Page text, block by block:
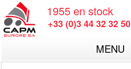
1955 en stock
+33 (0)3 44 32 32 50
MENU